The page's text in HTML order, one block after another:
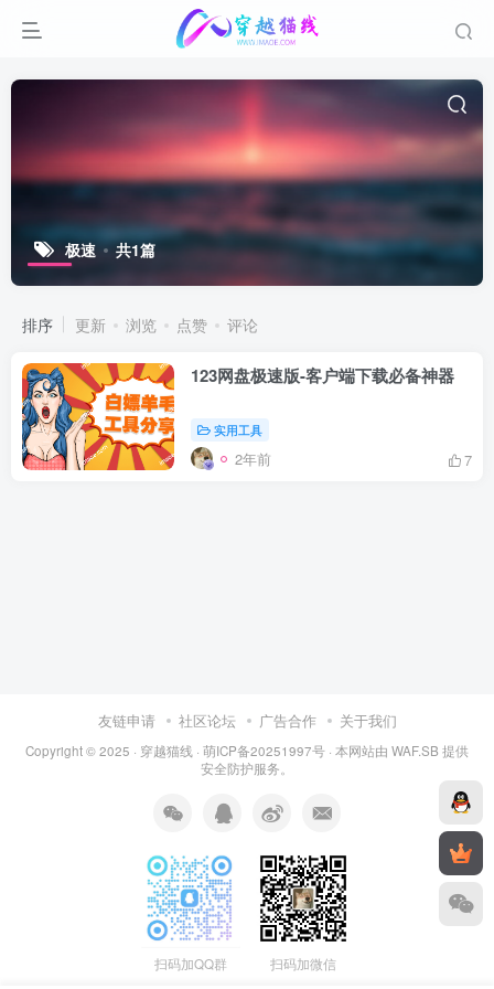
极速 共1篇
排序 更新 浏览 点赞 评论
123网盘极速版-客户端下载必备神器
实用工具
2年前 7
友链申请 社区论坛 广告合作 关于我们
Copyright © 2025 · 穿越猫线 · 萌ICP备20251997号 · 本网站由 WAF.SB 提供
安全防护服务。
扫码加QQ群 扫码加微信